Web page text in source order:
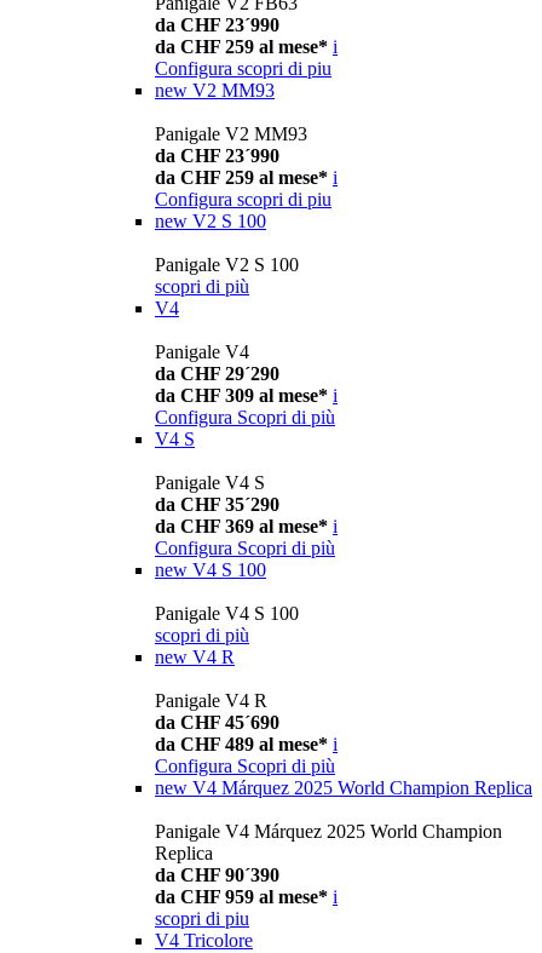
da CHF 23´990
da CHF 259 al mese* i
Configura scopri di piu
new V2 MM93
Panigale V2 MM93
da CHF 23´990
da CHF 259 al mese* i
Configura scopri di piu
new V2 S 100
Panigale V2 S 100
scopri di più
V4
Panigale V4
da CHF 29´290
da CHF 309 al mese* i
Configura Scopri di più
V4 S
Panigale V4 S
da CHF 35´290
da CHF 369 al mese* i
Configura Scopri di più
new V4 S 100
Panigale V4 S 100
scopri di più
new V4 R
Panigale V4 R
da CHF 45´690
da CHF 489 al mese* i
Configura Scopri di più
new V4 Márquez 2025 World Champion Replica
Panigale V4 Márquez 2025 World Champion
Replica
da CHF 90´390
da CHF 959 al mese* i
scopri di piu
V4 Tricolore